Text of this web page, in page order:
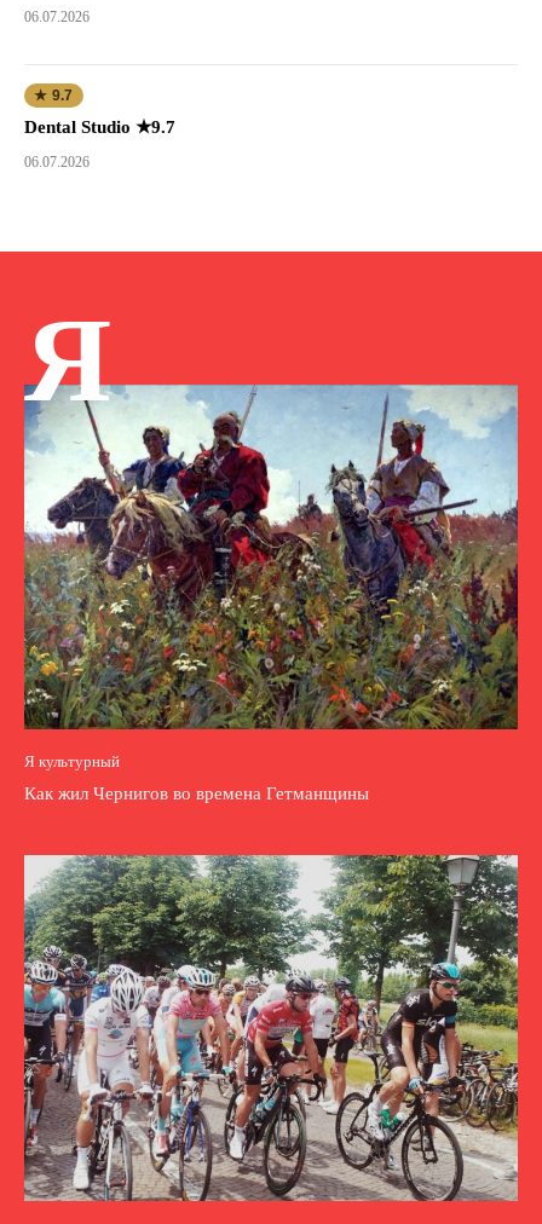
06.07.2026
★ 9.7
Dental Studio ★9.7
06.07.2026
Я
Я культурный
Как жил Чернигов во времена Гетманщины